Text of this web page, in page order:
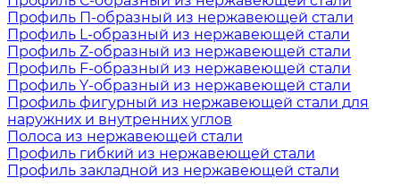
Профиль П-образный из нержавеющей стали
Профиль L-образный из нержавеющей стали
Профиль Z-образный из нержавеющей стали
Профиль F-образный из нержавеющей стали
Профиль Y-образный из нержавеющей стали
Профиль фигурный из нержавеющей стали для
наружних и внутренних углов
Полоса из нержавеющей стали
Профиль гибкий из нержавеющей стали
Профиль закладной из нержавеющей стали